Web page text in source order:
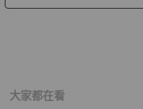
大家都在看